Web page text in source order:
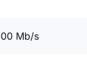
Mb/s